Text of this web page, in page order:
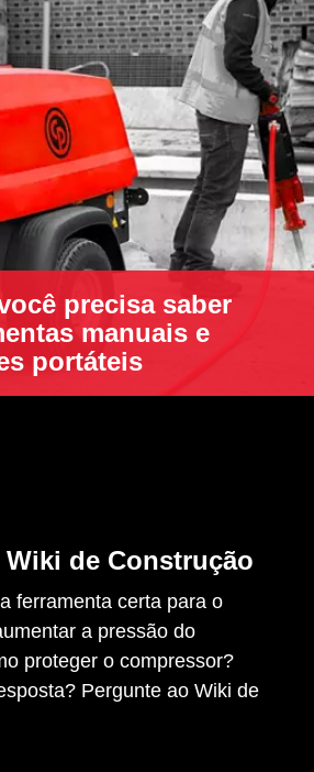
precisa saber
manuais e
portáteis
de Construção
ferramenta certa para o
a pressão do
proteger o compressor?
Pergunte ao Wiki de